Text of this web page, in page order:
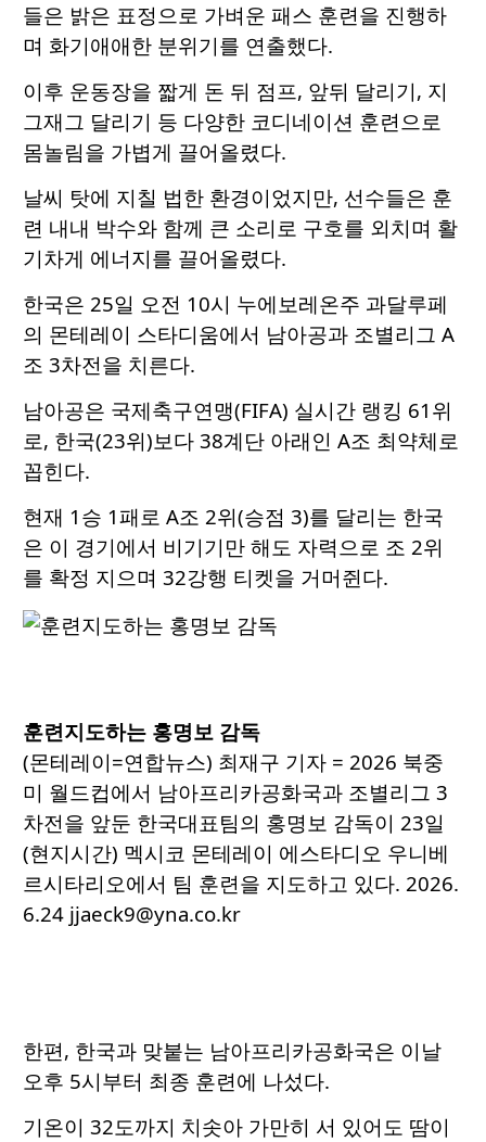
들은 밝은 표정으로 가벼운 패스 훈련을 진행하
며 화기애애한 분위기를 연출했다.
이후 운동장을 짧게 돈 뒤 점프, 앞뒤 달리기, 지
그재그 달리기 등 다양한 코디네이션 훈련으로
몸놀림을 가볍게 끌어올렸다.
날씨 탓에 지칠 법한 환경이었지만, 선수들은 훈
련 내내 박수와 함께 큰 소리로 구호를 외치며 활
기차게 에너지를 끌어올렸다.
한국은 25일 오전 10시 누에보레온주 과달루페
의 몬테레이 스타디움에서 남아공과 조별리그 A
조 3차전을 치른다.
남아공은 국제축구연맹(FIFA) 실시간 랭킹 61위
로, 한국(23위)보다 38계단 아래인 A조 최약체로
꼽힌다.
현재 1승 1패로 A조 2위(승점 3)를 달리는 한국
은 이 경기에서 비기기만 해도 자력으로 조 2위
를 확정 지으며 32강행 티켓을 거머쥔다.
훈련지도하는 홍명보 감독
(몬테레이=연합뉴스) 최재구 기자 = 2026 북중
미 월드컵에서 남아프리카공화국과 조별리그 3
차전을 앞둔 한국대표팀의 홍명보 감독이 23일
(현지시간) 멕시코 몬테레이 에스타디오 우니베
르시타리오에서 팀 훈련을 지도하고 있다. 2026.
6.24 jjaeck9@yna.co.kr
한편, 한국과 맞붙는 남아프리카공화국은 이날
오후 5시부터 최종 훈련에 나섰다.
기온이 32도까지 치솟아 가만히 서 있어도 땀이